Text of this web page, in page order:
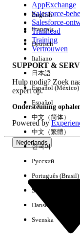
Ervaring
AppExchange
Salesforce-
Salesforce-
Trailhead
Training
Vertrouwen
SUPPORT &
Hulp nodig? Zoek
expert op.
Ondersteuning
Powered by
Nederlands
English
Français
Deutsch
Italiano
日本語
Español (México)
Español
中文（简体）
中文（繁體）
한국어
Русский
Português (Brasil)
Suomi
Dansk
Svenska